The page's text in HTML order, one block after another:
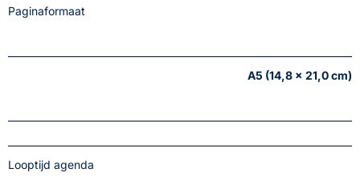
Paginaformaat
A5 (14,8 x 21,0 cm)
Looptijd agenda